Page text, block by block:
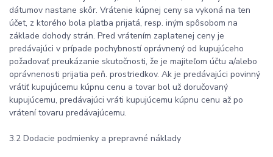
dátumov nastane skôr. Vrátenie kúpnej ceny sa vykoná na ten
účet, z ktorého bola platba prijatá, resp. iným spôsobom na
základe dohody strán. Pred vrátením zaplatenej ceny je
predávajúci v prípade pochybností oprávnený od kupujúceho
požadovať preukázanie skutočnosti, že je majiteľom účtu a/alebo
oprávnenosti prijatia peň. prostriedkov. Ak je predávajúci povinný
vrátiť kupujúcemu kúpnu cenu a tovar bol už doručovaný
kupujúcemu, predávajúci vráti kupujúcemu kúpnu cenu až po
vrátení tovaru predávajúcemu.
3.2 Dodacie podmienky a prepravné náklady